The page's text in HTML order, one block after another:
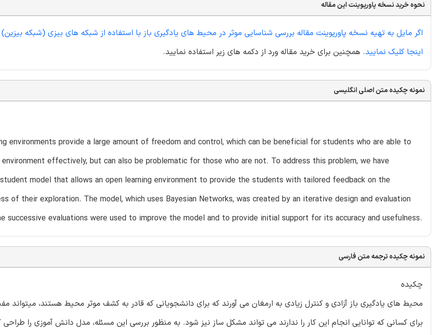
نحوه خرید نسخه پاورپوینت این مقاله
اگر مایل به تهیه نسخه پاورپوینت مقاله بررسی شناسایی موثر در محیط های یادگیری باز با استفاده از شبکه های بیزی (شبکه
اینجا کلیک نمایید. همچنین برای خرید مقاله ورد از دکمه های زیر استفاده نمایید.
نمونه چکیده متن اصلی انگلیسی
environments provide a large amount of freedom and control, which can be beneficial for students who are able to
effectively, but can also be problematic for those who are not. To address this problem, we have
model that allows an open learning environment to provide the students with tailored feedback on the
of their exploration. The model, which uses Bayesian Networks, was created by an iterative design and evaluation
successive evaluations were used to improve the model and to provide initial support for its accuracy and usefulness.
نمونه چکیده ترجمه متن فارسی
چکیده
محیط های یادگیری باز آزادی و کنترل زیادی به ارمغان می آورند که برای دانشجویانی که قادر به کشف موثر محیط هستند، میتواند
برای کسانی که توانایی انجام این کار را ندارند می تواند مشکل ساز نیز شود. به منظور بررسی این مسئله، مدل دانش آموزی را طراحی